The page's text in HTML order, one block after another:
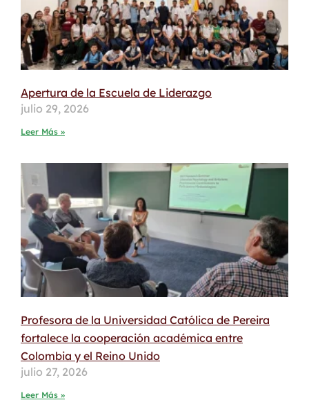
Apertura de la Escuela de Liderazgo
julio 29, 2026
Leer Más »
Profesora de la Universidad Católica de Pereira
fortalece la cooperación académica entre
Colombia y el Reino Unido
julio 27, 2026
Leer Más »